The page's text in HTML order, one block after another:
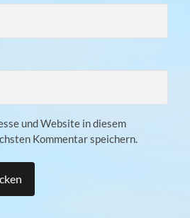
und Website in diesem
Kommentar speichern.